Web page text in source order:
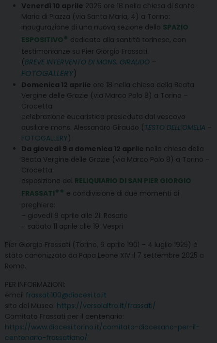
Venerdì 10 aprile 2026 ore 18 nella chiesa di Santa
Maria di Piazza (via Santa Maria, 4) a Torino:
inaugurazione di una nuova sezione dello SPAZIO
ESPOSITIVO* dedicato alla santità torinese, con
testimonianze su Pier Giorgio Frassati.
(BREVE INTERVENTO DI MONS. GIRAUDO –
FOTOGALLERY)
Domenica 12 aprile ore 18 nella chiesa della Beata
Vergine delle Grazie (via Marco Polo 8) a Torino –
Crocetta:
celebrazione eucaristica presieduta dal vescovo
ausiliare mons. Alessandro Giraudo ( TESTO DELL’OMELIA –
FOTOGALLERY)
Da giovedì 9 a domenica 12 aprile nella chiesa della
Beata Vergine delle Grazie (via Marco Polo 8) a Torino –
Crocetta:
esposizione del RELIQUIARIO DI SAN PIER GIORGIO
FRASSATI** e condivisione di due momenti di
preghiera:
– giovedì 9 aprile alle 21: Rosario
– sabato 11 aprile alle 19: Vespri
Pier Giorgio Frassati (Torino, 6 aprile 1901 – 4 luglio 1925) è
stato canonizzato da Papa Leone XIV il 7 settembre 2025 a
Roma.
PER INFORMAZIONI:
email frassati100@diocesi.to.it
sito del Museo: https://versolaltro.it/frassati/
Comitato Frassati per il centenario:
https://www.diocesi.torino.it/comitato-diocesano-per-il-
centenario-frassatiano/